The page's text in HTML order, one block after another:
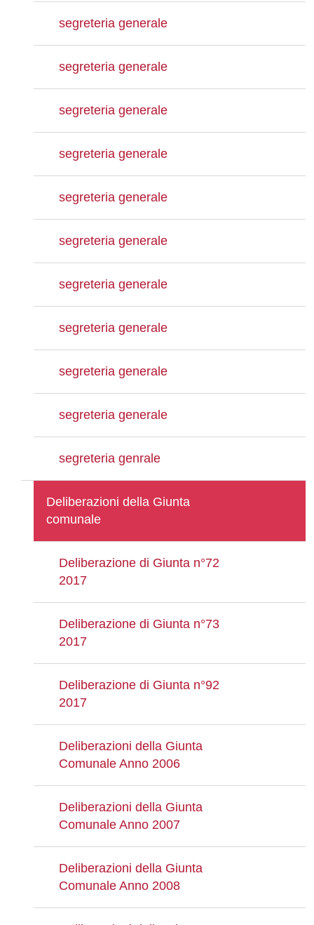
segreteria generale
segreteria generale
segreteria generale
segreteria generale
segreteria generale
segreteria generale
segreteria generale
segreteria generale
segreteria generale
segreteria generale
segreteria genrale
Deliberazioni della Giunta
comunale
Deliberazione di Giunta n°72
2017
Deliberazione di Giunta n°73
2017
Deliberazione di Giunta n°92
2017
Deliberazioni della Giunta
Comunale Anno 2006
Deliberazioni della Giunta
Comunale Anno 2007
Deliberazioni della Giunta
Comunale Anno 2008